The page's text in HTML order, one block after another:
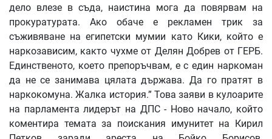
дело влезе в съда, наистина мога да повярвам на
прокуратурата. Ако обаче е рекламен трик за
съживяване на египетски мумии като Кики, който е
наркозависим, както чухме от Делян Добрев от ГЕРБ.
Единственото, което препоръчвам, е с един наркоман
да не се занимава цялата държава. Да го пратят в
наркокомуна. Жалка история.” Това заяви в кулоарите
на парламента лидерът на ДПС - Ново начало, който
коментира темата за поискания имунитет на Кирил